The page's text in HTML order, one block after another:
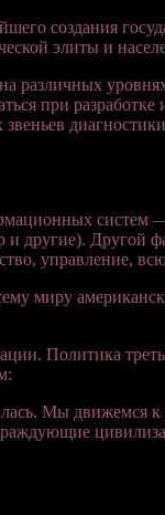
создания
элиты и
различных
при
систем
другие). Другой
управление,
миру
Политика
Мы движемся